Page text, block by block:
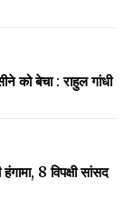
को बेचा : राहुल गांधी
8 विपक्षी सांसद